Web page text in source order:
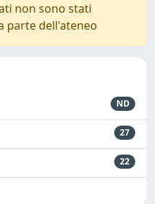
non sono stati
parte dell'ateneo
ND
27
22